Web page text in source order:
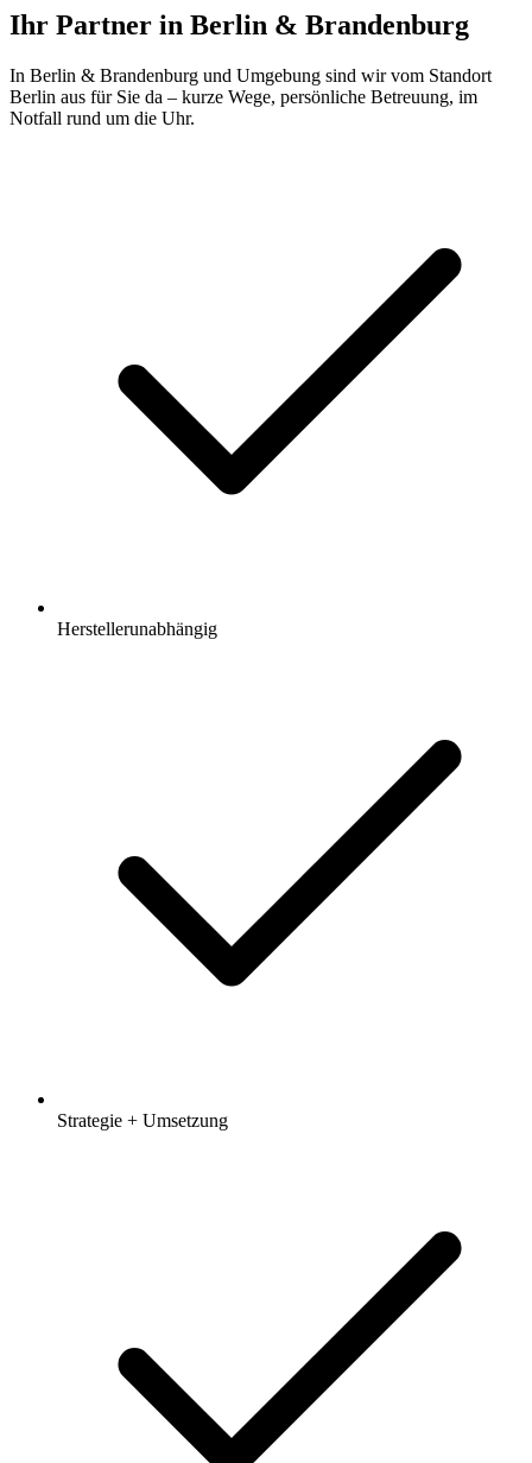
Ihr Partner in Berlin & Brandenburg
In Berlin & Brandenburg und Umgebung sind wir vom Standort
Berlin aus für Sie da – kurze Wege, persönliche Betreuung, im
Notfall rund um die Uhr.
Herstellerunabhängig
Strategie + Umsetzung